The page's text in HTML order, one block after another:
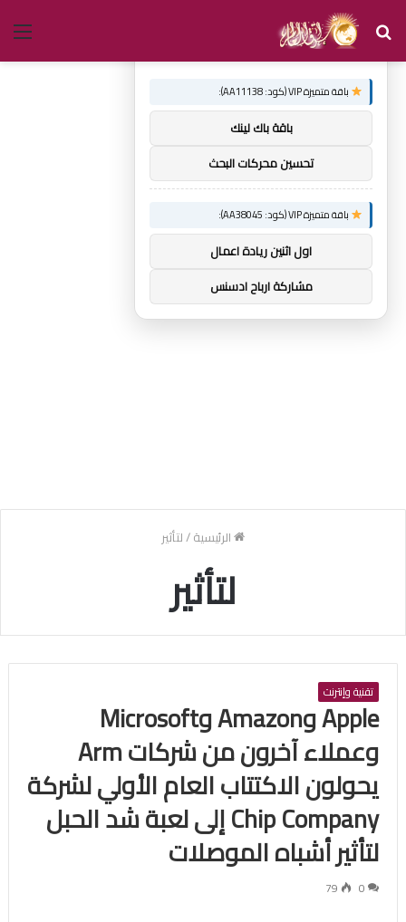
بحث
عن
الرئيسية/لتأثير
لتأثير
تقنية وإنترنت
Apple وAmazon وMicrosoft
وعملاء آخرون من شركات Arm
يحولون الاكتتاب العام الأولي لشركة
Chip Company إلى لعبة شد الحبل
لتأثير أشباه الموصلات
0
79
توصيات :
باقة متميزة VIP (كود: AA11138):
باقة باك لينك
تحسين محركات البحث
باقة متميزة VIP (كود: AA38045):
اول اثنين ريادة اعمال
مشاركة ارباح ادسنس